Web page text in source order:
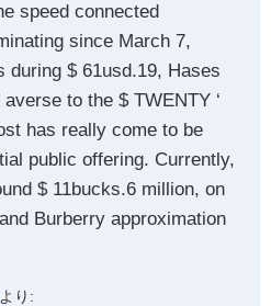
speed connected
since March 7,
during $ 61usd.19, Hases
to the $ TWENTY ‘
has really come to be
public offering. Currently,
$ 11bucks.6 million, on
Burberry approximation
より: